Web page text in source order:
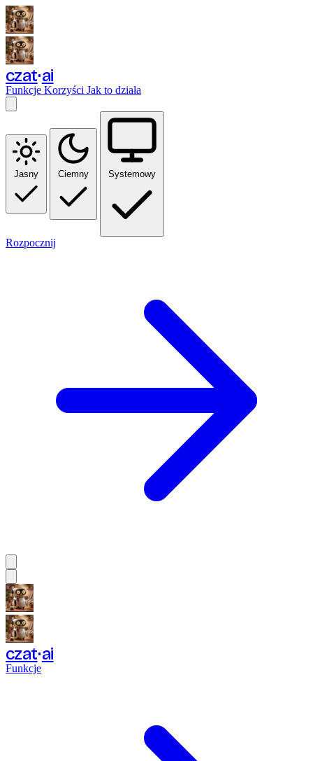
czat ai
Funkcje Korzyści Jak to działa
Jasny Ciemny Systemowy
Rozpocznij
czat ai
Funkcje